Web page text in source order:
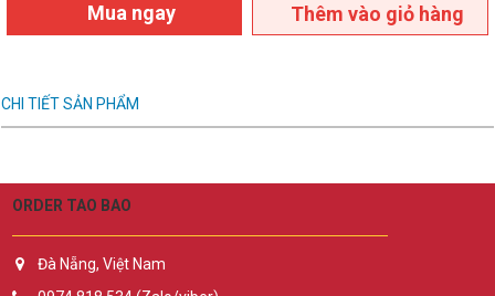
Mua ngay Thêm vào giỏ hàng
CHI TIẾT SẢN PHẨM
ORDER TAO BAO
Đà Nẵng, Việt Nam